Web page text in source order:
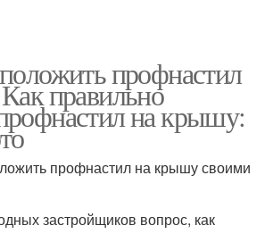
профнастил
правильно
на крышу:
профнастил на крышу своими
застройщиков вопрос, как